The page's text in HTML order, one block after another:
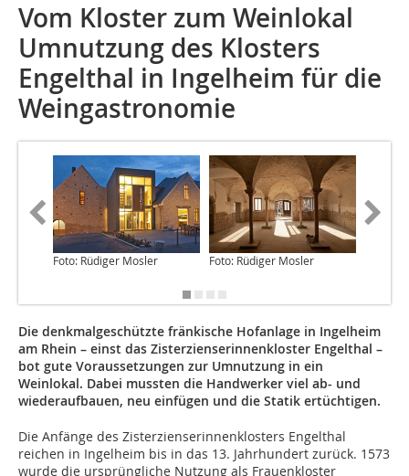
Vom Kloster zum Weinlokal
Umnutzung des Klosters
Engelthal in Ingelheim für die
Weingastronomie
Foto: Rüdiger Mosler Foto: Rüdiger Mosler
Die denkmalgeschützte fränkische Hofanlage in Ingelheim
am Rhein – einst das Zisterzienserinnenkloster Engelthal –
bot gute Voraussetzungen zur Umnutzung in ein
Weinlokal. Dabei mussten die Handwerker viel ab- und
wiederaufbauen, neu einfügen und die Statik ertüchtigen.
Die Anfänge des Zisterzienserinnenklosters Engelthal
reichen in Ingelheim bis in das 13. Jahrhundert zurück. 1573
wurde die ursprüngliche Nutzung als Frauenkloster